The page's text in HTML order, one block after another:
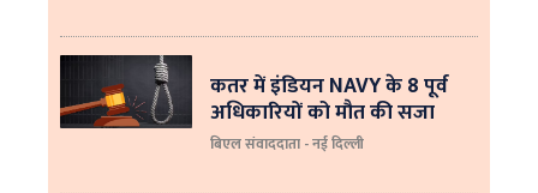
कतर में इंडियन NAVY के 8 पूर्व
अधिकारियों को मौत की सजा
बिएल संवाददाता - नई दिल्ली